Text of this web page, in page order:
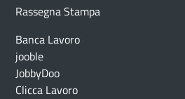
Rassegna Stampa
Banca Lavoro
jooble
JobbyDoo
Clicca Lavoro